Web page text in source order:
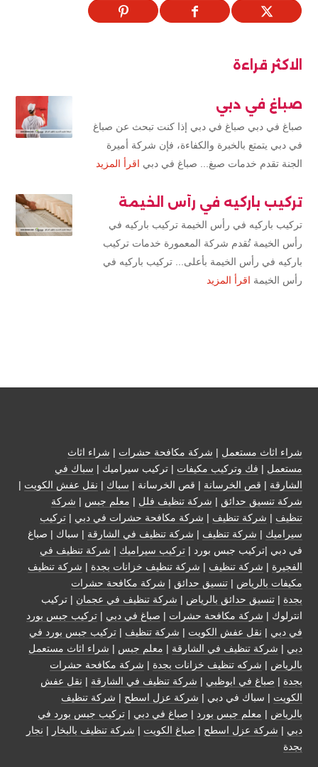
الاكثر قراءة
صباغ في دبي
صباغ في دبي صباغ في دبي إذا كنت تبحث عن صباغ
في دبي يتمتع بالخبرة والكفاءة، فإن شركة أميرة
الجنة تقدم خدمات صبغ... صباغ في دبي اقرأ المزيد
تركيب باركيه في رأس الخيمة
تركيب باركيه في رأس الخيمة تركيب باركيه في
رأس الخيمة تُقدم شركة المعمورة خدمات تركيب
باركيه في رأس الخيمة بأعلى... تركيب باركيه في
رأس الخيمة اقرأ المزيد
شراء اثاث مستعمل | شركة مكافحة حشرات | شراء اثاث
مستعمل | فك وتركيب مكيفات | تركيب سيراميك | سباك في
الشارقة | قص الخرسانة | قص الخرسانة | سباك | نقل عفش الكويت |
شركة تنسيق حدائق | شركة تنظيف فلل | معلم جبس | شركة
تنظيف | شركة تنظيف | شركة مكافحة حشرات في دبي | تركيب
سيراميك | شركة تنظيف | شركة تنظيف في الشارقة | سباك | صباغ
في دبي |تركيب جبس بورد | تركيب سيراميك | شركة تنظيف في
الفجيرة | شركة تنظيف | شركة تنظيف خزانات بجدة | شركة تنظيف
مكيفات بالرياض | تنسيق حدائق | شركة مكافحة حشرات
بجدة | تنسيق حدائق بالرياض | شركة تنظيف في عجمان | تركيب
انترلوك | شركة مكافحة حشرات | صباغ في دبي | تركيب جبس بورد
في دبي | نقل عفش الكويت | شركة تنظيف | تركيب جبس بورد في
دبي | شركة تنظيف في الشارقة | معلم جبس | شراء اثاث مستعمل
بالرياض | شركه تنظيف خزانات بجدة | شركة مكافحة حشرات
بجدة | صباغ في ابوظبي | شركة تنظيف في الشارقة | نقل عفش
الكويت | سباك في دبي | شركة عزل اسطح | شركة تنظيف
بالرياض | معلم جبس بورد | صباغ في دبي | تركيب جبس بورد في
دبي | شركة عزل اسطح | صباغ الكويت | شركة تنظيف بالبخار | نجار
بجدة